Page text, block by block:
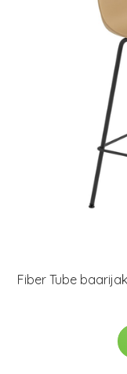
Fiber Tube